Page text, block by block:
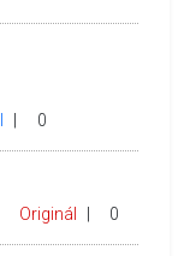
0
Originál 0